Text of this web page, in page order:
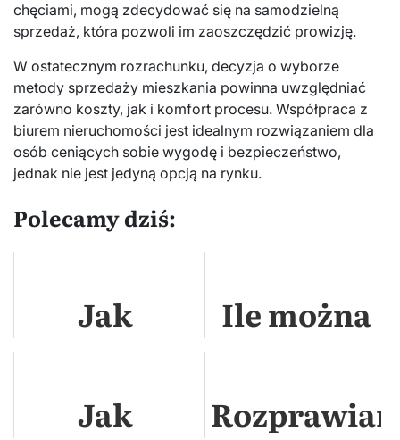
chęciami, mogą zdecydować się na samodzielną
sprzedaż, która pozwoli im zaoszczędzić prowizję.
W ostatecznym rozrachunku, decyzja o wyborze
metody sprzedaży mieszkania powinna uwzględniać
zarówno koszty, jak i komfort procesu. Współpraca z
biurem nieruchomości jest idealnym rozwiązaniem dla
osób ceniących sobie wygodę i bezpieczeństwo,
jednak nie jest jedyną opcją na rynku.
Polecamy dziś:
Jak
10 tysięcy?
Ile można
bez
Jak